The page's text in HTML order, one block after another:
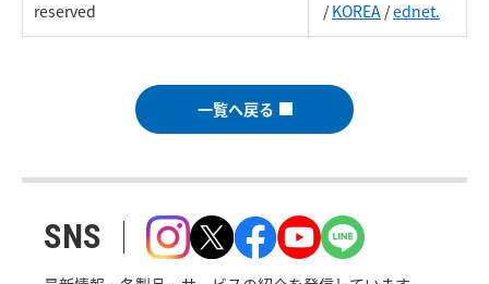
reserved
/KOREA /ednet.
一覧へ戻る
SNS